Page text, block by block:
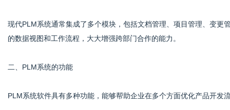
现代PLM系统通常集成了多个模块，包括文档管理、项目管理、变更
的数据视图和工作流程，大大增强跨部门合作的能力。
二、PLM系统的功能
PLM系统软件具有多种功能，能够帮助企业在多个方面优化产品开发